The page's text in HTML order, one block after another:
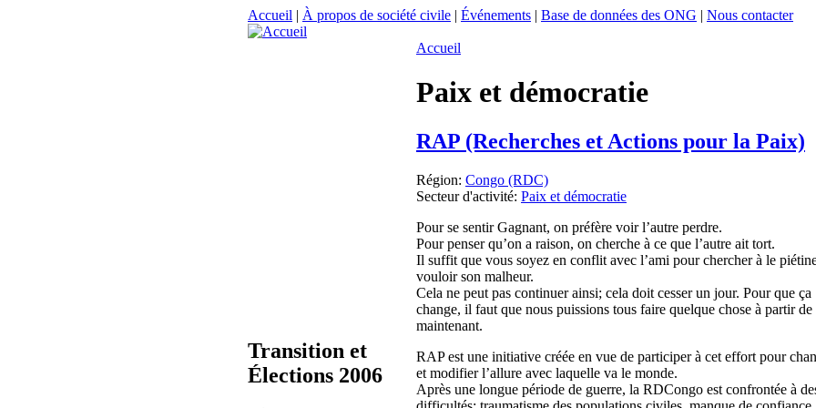
Accueil | À propos de société civile | Événements | Base de données des ONG | Nous contacter
Transition et
Élections 2006
Accueil
Paix et démocratie
RAP (Recherches et Actions pour la Paix)
Région: Congo (RDC)
Secteur d'activité: Paix et démocratie
Pour se sentir Gagnant, on préfère voir l’autre perdre.
Pour penser qu’on a raison, on cherche à ce que l’autre ait tort.
Il suffit que vous soyez en conflit avec l’ami pour chercher à le
vouloir son malheur.
Cela ne peut pas continuer ainsi; cela doit cesser un jour. Pour que ça
change, il faut que nous puissions tous faire quelque chose à partir de
maintenant.
RAP est une initiative créée en vue de participer à cet effort pour
et modifier l’allure avec laquelle va le monde.
Après une longue période de guerre, la RDCongo est confrontée à